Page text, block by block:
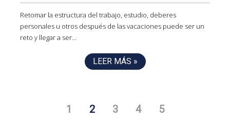
Retomar la estructura del trabajo, estudio, deberes
personales u otros después de las vacaciones puede ser un
reto y llegar a ser…
LEER MÁS »
1 2 3 4 5